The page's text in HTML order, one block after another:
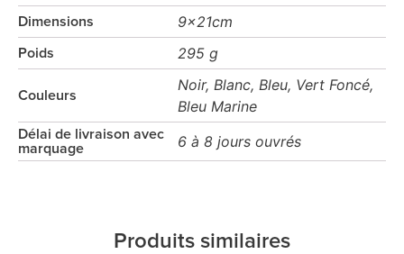
Dimensions 9x21cm
Poids 295 g
Couleurs
Noir, Blanc, Bleu, Vert Foncé,
Bleu Marine
Délai de livraison avec
marquage
6 à 8 jours ouvrés
Produits similaires